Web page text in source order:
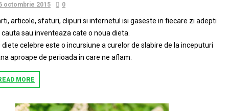
octombrie 2015 0
articole, sfaturi, clipuri si internetul isi gaseste in fiecare zi adepti
cauta sau inventeaza cate o noua dieta.
diete celebre este o incursiune a curelor de slabire de la inceputuri
aproape de perioada in care ne aflam.
MORE